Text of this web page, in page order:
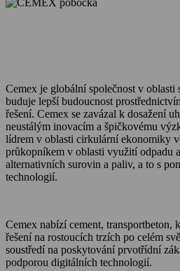
Cemex je globální společnost v oblasti
buduje lepší budoucnost
řešení. Cemex se zavázal k dosažení
neustálým inovacím a špičkovému
lídrem v oblasti cirkulární ekonomiky
průkopníkem v oblasti využití odpadu
alternativních surovin a paliv, a to s
technologií.
Cemex nabízí cement, transportbeton,
řešení na rostoucích trzích po celém
soustředí na poskytování prvotřídní
podporou digitálních technologií.